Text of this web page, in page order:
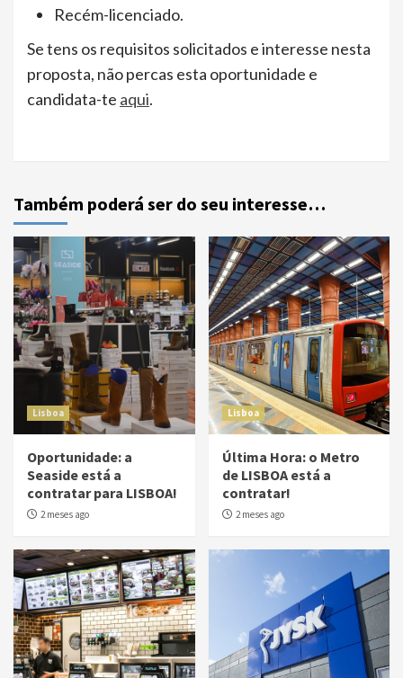
Recém-licenciado.
Se tens os requisitos solicitados e interesse nesta
proposta, não percas esta oportunidade e
candidata-te aqui.
Também poderá ser do seu interesse…
Lisboa
Oportunidade: a
Seaside está a
contratar para LISBOA!
2 meses ago
Lisboa
Última Hora: o Metro
de LISBOA está a
contratar!
2 meses ago